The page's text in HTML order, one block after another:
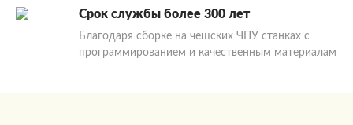
Срок службы более 300 лет
Благодаря сборке на чешских ЧПУ станках с
программированием и качественным материалам